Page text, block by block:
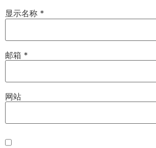
显示名称 *
邮箱 *
网站